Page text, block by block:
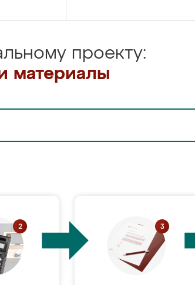
проекту:
материалы